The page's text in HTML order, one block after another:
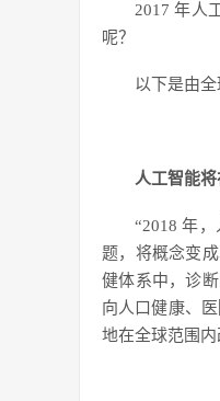
2017 年人
呢？
以下是由
人工智能
“2018 年
题，将概念变
健体系中，诊
向人口健康、
地在全球范围